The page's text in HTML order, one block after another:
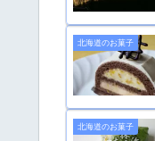
北海道のお菓子
北海道のお菓子